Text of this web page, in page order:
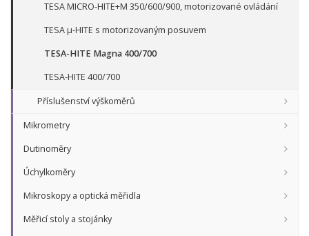
TESA MICRO-HITE+M 350/600/900, motorizované ovládání
TESA µ-HITE s motorizovaným posuvem
TESA-HITE Magna 400/700
TESA-HITE 400/700
Příslušenství výškoměrů
Mikrometry
Dutinoměry
Úchylkoměry
Mikroskopy a optická měřidla
Měřicí stoly a stojánky